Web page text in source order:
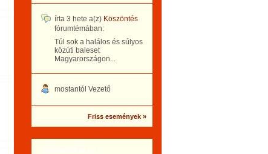
írta 3 hete a(z) Köszöntés
fórumtémában:
Túl sok a halálos és súlyos
közúti baleset
Magyarországon...
mostantól Vezető
Friss események »